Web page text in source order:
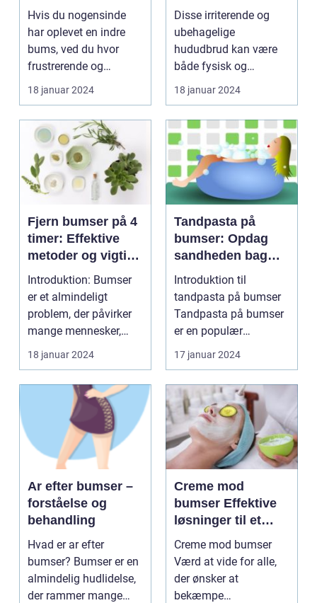
guide til smuk hud
Hvis du nogensinde
har oplevet en indre
bums, ved du hvor
frustrerende og
smertefuldt det kan
være. ...
18 januar 2024
problem, som
mange mennesker
oplever i løbet af
deres liv
Disse irriterende og
ubehagelige
hududbrud kan være
både fysisk og
følelsesmæssigt
belastende, især ...
18 januar 2024
Fjern bumser på 4
timer: Effektive
metoder og vigtige
oplysninger
Introduktion: Bumser
er et almindeligt
problem, der påvirker
mange mennesker,
især dem i skønheds-
o...
18 januar 2024
Tandpasta på
bumser: Opdag
sandheden bag
dette populære
hjemmebehandlin
gsmiddel
Introduktion til
tandpasta på bumser
Tandpasta på bumser
er en populær
hjemmebehandlingsm
etode, som...
17 januar 2024
Ar efter bumser –
forståelse og
behandling
Hvad er ar efter
bumser? Bumser er en
almindelig hudlidelse,
der rammer mange
Creme mod
bumser Effektive
løsninger til et
glattere og mere
sundt udseende
Creme mod bumser
Værd at vide for alle,
der ønsker at
bekæmpe